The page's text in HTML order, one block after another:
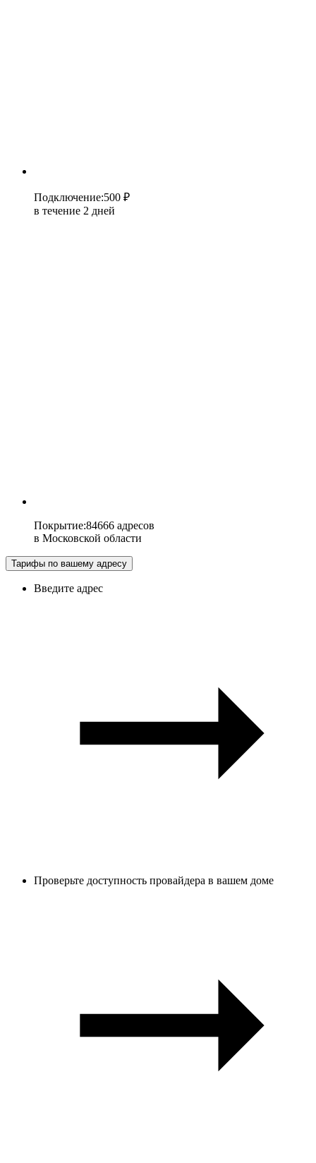
Подключение:500 ₽
в течение 2 дней
Покрытие:84666 адресов
в Московской области
Тарифы по вашему адресу
Введите адрес
Проверьте доступность провайдера в вашем доме